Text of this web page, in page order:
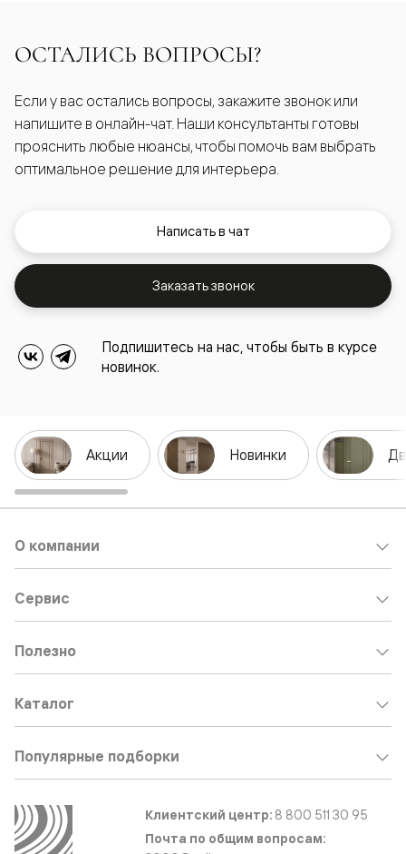
ОСТАЛИСЬ ВОПРОСЫ?
Если у вас остались вопросы, закажите звонок или
напишите в онлайн-чат. Наши консультанты готовы
прояснить любые нюансы, чтобы помочь вам выбрать
оптимальное решение для интерьера.
Написать в чат
Заказать звонок
Подпишитесь на нас, чтобы быть в курсе
новинок.
Акции Новинки
О компании
Сервис
Полезно
Каталог
Популярные подборки
Клиентский центр: 8 800 511 30 95
Почта по общим вопросам: